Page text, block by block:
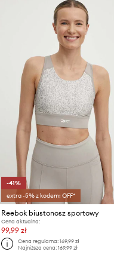
-41%
extra -5% z kodem: OFF*
Reebok biustonosz sportowy
Cena aktualna:
99,99 zł
Cena regularna: 169,99 zł
Najniższa cena: 169,99 zł